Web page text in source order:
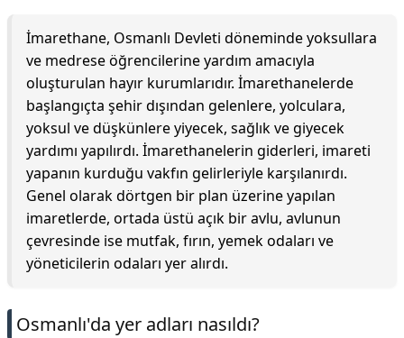
İmarethane, Osmanlı Devleti döneminde yoksullara
ve medrese öğrencilerine yardım amacıyla
oluşturulan hayır kurumlarıdır. İmarethanelerde
başlangıçta şehir dışından gelenlere, yolculara,
yoksul ve düşkünlere yiyecek, sağlık ve giyecek
yardımı yapılırdı. İmarethanelerin giderleri, imareti
yapanın kurduğu vakfın gelirleriyle karşılanırdı.
Genel olarak dörtgen bir plan üzerine yapılan
imaretlerde, ortada üstü açık bir avlu, avlunun
çevresinde ise mutfak, fırın, yemek odaları ve
yöneticilerin odaları yer alırdı.
Osmanlı'da yer adları nasıldı?